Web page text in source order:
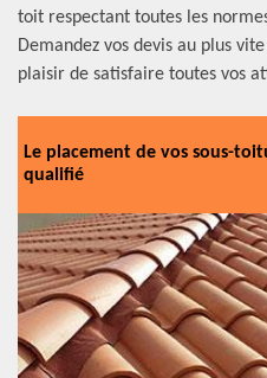
toit respectant toutes les
Demandez vos devis au plus
plaisir de satisfaire toutes vos
Le placement de vos sous-
qualifié